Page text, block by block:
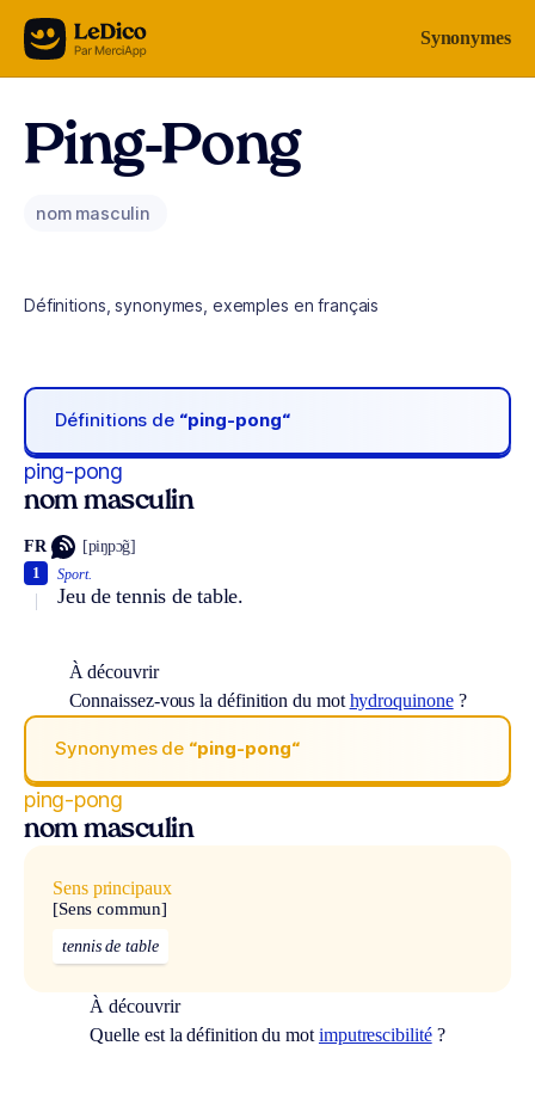
Aller au contenu Synonymes
Ping-Pong
nom masculin
Définitions, synonymes, exemples en français
Définitions de “ping-pong“
ping-pong
nom masculin
FR [piŋpɔ̃g]
Sport.
Jeu de tennis de table.
1
À découvrir
Connaissez-vous la définition du mot hydroquinone?
Synonymes de “ping-pong“
ping-pong
nom masculin
Sens principaux
[Sens commun]
tennis de table
À découvrir
Quelle est la définition du mot imputrescibilité?